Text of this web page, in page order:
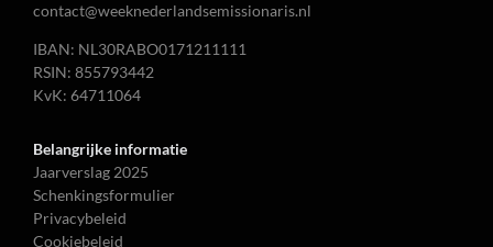
contact@weeknederlandsemissionaris.nl
IBAN: NL30RABO0171211111
RSIN: 855793442
KvK: 64711064
Belangrijke informatie
Jaarverslag 2025
Schenkingsformulier
Privacybeleid
Cookiebeleid